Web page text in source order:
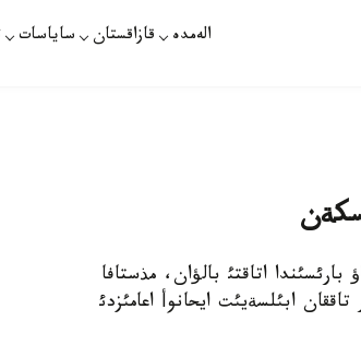
الەمدە قازاقستان ساياسات
بارئسئندا اتاقتئ بالؤان، مذستافا
ابئلسةيئت ايحانوأ اعامئزدئ